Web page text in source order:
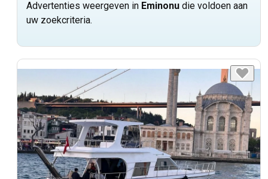
Advertenties weergeven in Eminonu die voldoen aan
uw zoekcriteria.